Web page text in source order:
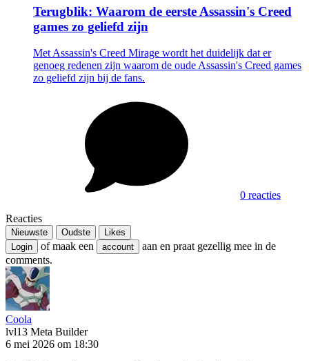
Terugblik: Waarom de eerste Assassin's Creed
games zo geliefd zijn
Met Assassin's Creed Mirage wordt het duidelijk dat er
genoeg redenen zijn waarom de oude Assassin's Creed games
zo geliefd zijn bij de fans.
0 reacties
Reacties
Nieuwste Oudste
Likes
Login
of maak een account
aan en praat gezellig mee in de
comments.
Coola
lvl13 Meta Builder
6 mei 2026 om 18:30